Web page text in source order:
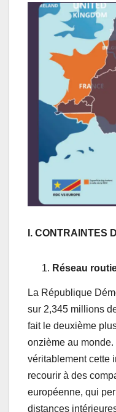
I. CONTRAINTES
Réseau
La République
sur 2,345 millions
fait le deuxième
onzième au
véritablement cette
recourir à des
européenne, qui
distances